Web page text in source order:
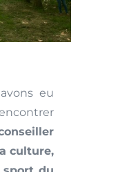
eu
culture,